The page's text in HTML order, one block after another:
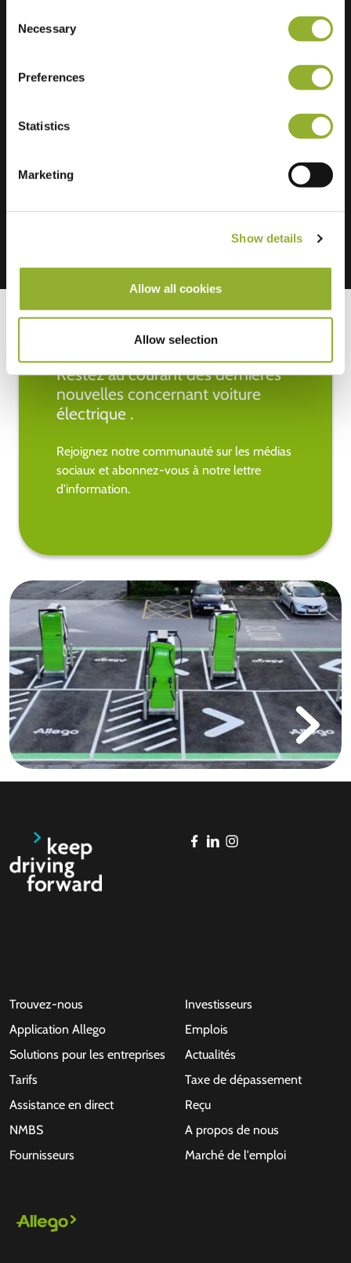
Selection
Necessary
Preferences
Statistics
Marketing
Show details
Allow all cookies
Allow selection
Restez au courant des dernières
nouvelles concernant voiture
électrique .
Rejoignez notre communauté sur les médias
sociaux et abonnez-vous à notre lettre
d'information.
Trouvez-nous
Application Allego
Solutions pour les entreprises
Tarifs
Assistance en direct
NMBS
Fournisseurs
Investisseurs
Emplois
Actualités
Taxe de dépassement
Reçu
A propos de nous
Marché de l'emploi